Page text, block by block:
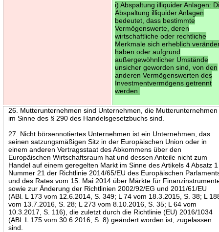
i) Abspaltung illiquider Anlagen:
Abspaltung illiquider Anlagen
bedeutet, dass bestimmte
Vermögenswerte, deren
wirtschaftliche oder rechtliche
Merkmale sich erheblich
haben oder aufgrund
außergewöhnlicher Umstände
unsicher geworden sind, von den
anderen Vermögenswerten des
Investmentvermögens getrennt
werden.
26. Mutterunternehmen sind Unternehmen, die Mutterunternehmen
im Sinne des § 290 des Handelsgesetzbuchs sind.
27. Nicht börsennotiertes Unternehmen ist ein Unternehmen, das
seinen satzungsmäßigen Sitz in der Europäischen Union oder in
einem anderen Vertragsstaat des Abkommens über den
Europäischen Wirtschaftsraum hat und dessen Anteile nicht zum
Handel auf einem geregelten Markt im Sinne des Artikels 4 Absatz 1
Nummer 21 der Richtlinie 2014/65/EU des Europäischen
und des Rates vom 15. Mai 2014 über Märkte für
sowie zur Änderung der Richtlinien 2002/92/EG und 2011/61/EU
(ABl. L 173 vom 12.6.2014, S. 349; L 74 vom 18.3.2015, S. 38; L
vom 13.7.2016, S. 28; L 273 vom 8.10.2016, S. 35; L 64 vom
10.3.2017, S. 116), die zuletzt durch die Richtlinie (EU) 2016/1034
(ABl. L 175 vom 30.6.2016, S. 8) geändert worden ist, zugelassen
sind.